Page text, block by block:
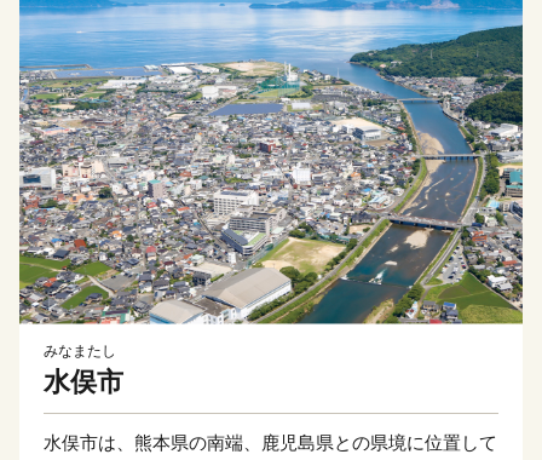
みなまたし
水俣市
水俣市は、熊本県の南端、鹿児島県との県境に位置して